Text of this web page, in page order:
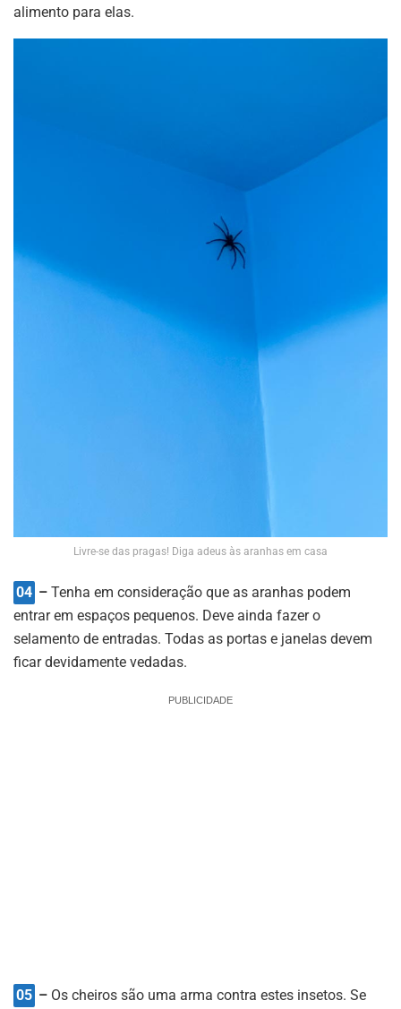
alimento para elas.
Livre-se das pragas! Diga adeus às aranhas em casa
04 – Tenha em consideração que as aranhas podem
entrar em espaços pequenos. Deve ainda fazer o
selamento de entradas. Todas as portas e janelas devem
ficar devidamente vedadas.
PUBLICIDADE
05 – Os cheiros são uma arma contra estes insetos. Se